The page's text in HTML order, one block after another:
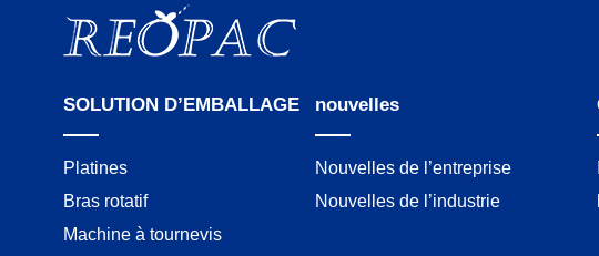
SOLUTION D’EMBALLAGE
Platines
Bras rotatif
Machine à tournevis
nouvelles
Nouvelles de l’entreprise
Nouvelles de l’industrie